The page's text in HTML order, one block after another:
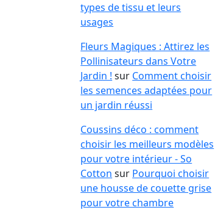
types de tissu et leurs
usages
Fleurs Magiques : Attirez les
Pollinisateurs dans Votre
Jardin ! sur Comment choisir
les semences adaptées pour
un jardin réussi
Coussins déco : comment
choisir les meilleurs modèles
pour votre intérieur - So
Cotton sur Pourquoi choisir
une housse de couette grise
pour votre chambre